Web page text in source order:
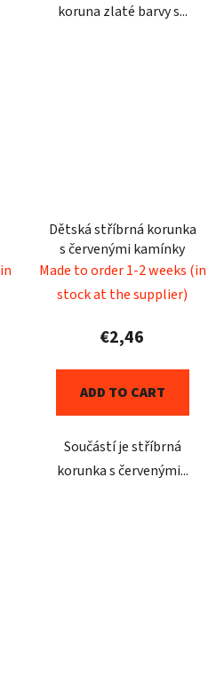
koruna zlaté barvy s...
Dětská stříbrná korunka
s červenými kamínky
Made to order 1-2 weeks (in
stock at the supplier)
€2,46
ADD TO CART
Součástí je stříbrná
korunka s červenými...